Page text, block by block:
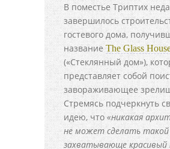
В поместье Триптих
завершилось
гостевого дома,
название The Glass
(«Стеклянный дом»),
представляет собой
завораживающее
Стремясь подчеркнуть
идею, что «никакая
не может сделать такой
захватывающе красивый